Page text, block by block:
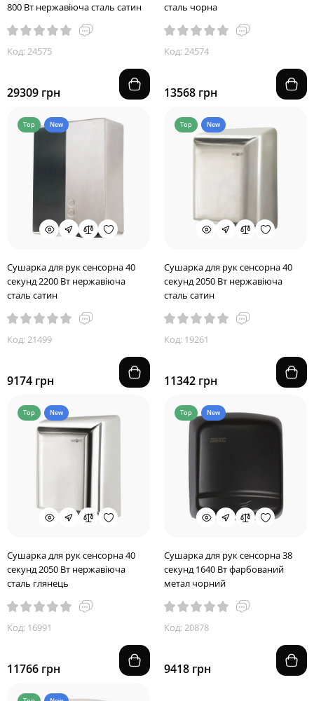
800 Вт нержавіюча сталь сатин
Код: 24575
29309 грн
сталь чорна
Код: 24574
13568 грн
Top New
Сушарка для рук сенсорна 40
секунд 2200 Вт нержавіюча
сталь сатин
Код: 21499
9174 грн
Top New
Сушарка для рук сенсорна 40
секунд 2050 Вт нержавіюча
сталь сатин
Код: 19261
11342 грн
Top New
Сушарка для рук сенсорна 40
секунд 2050 Вт нержавіюча
сталь глянець
Код: 16991
11766 грн
Top New
Сушарка для рук сенсорна 38
секунд 1640 Вт фарбований
метал чорний
Код: 20878
9418 грн